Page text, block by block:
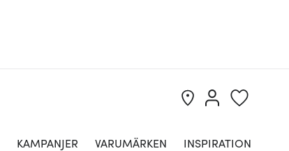
KAMPANJER VARUMÄRKEN INSPIRATION